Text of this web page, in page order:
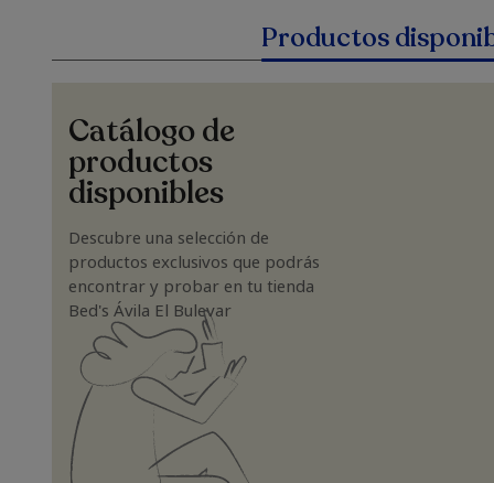
Productos
Catálogo de
productos
disponibles
Descubre una selección de
productos exclusivos que podrás
encontrar y probar en tu tienda
Bed's Ávila El Bulevar